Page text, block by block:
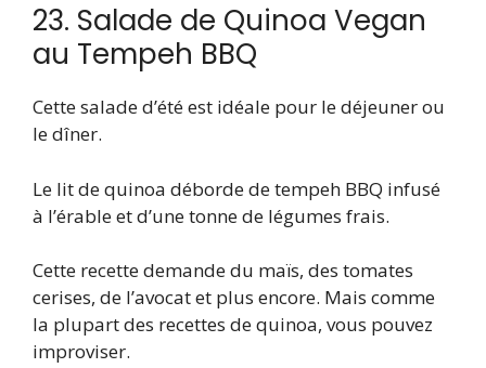
23. Salade de Quinoa Vegan
au Tempeh BBQ
Cette salade d’été est idéale pour le déjeuner ou
le dîner.
Le lit de quinoa déborde de tempeh BBQ infusé
à l’érable et d’une tonne de légumes frais.
Cette recette demande du maïs, des tomates
cerises, de l’avocat et plus encore. Mais comme
la plupart des recettes de quinoa, vous pouvez
improviser.